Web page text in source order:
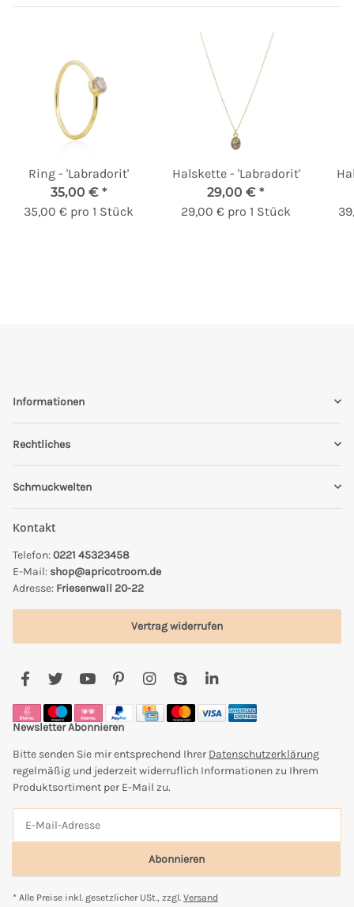
Ring - 'Labradorit'
35,00 € *
35,00 € pro 1 Stück
Halskette - 'Labradorit'
29,00 € *
29,00 € pro 1 Stück
Informationen
Rechtliches
Schmuckwelten
Kontakt
Telefon:0221 45323458
E-Mail: shop@apricotroom.de
Adresse: Friesenwall 20-22
Vertrag widerrufen
Newsletter Abonnieren
Bitte senden Sie mir entsprechend Ihrer Datenschutzerklärung
regelmäßig und jederzeit widerruflich Informationen zu Ihrem
Produktsortiment per E-Mail zu.
Abonnieren
* Alle Preise inkl. gesetzlicher USt., zzgl. Versand